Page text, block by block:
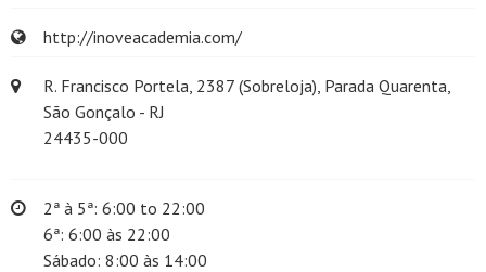
http://inoveacademia.com/
R. Francisco Portela, 2387 (Sobreloja), Parada Quarenta,
São Gonçalo - RJ
24435-000
2ª à 5ª: 6:00 to 22:00
6ª: 6:00 às 22:00
Sábado: 8:00 às 14:00